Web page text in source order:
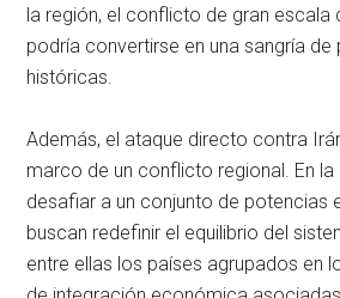
la región, el conflicto de gran escala
podría convertirse en una sangría
históricas.
Además, el ataque directo contra
marco de un conflicto regional. En
desafiar a un conjunto de potencias
buscan redefinir el equilibrio del
entre ellas los países agrupados en